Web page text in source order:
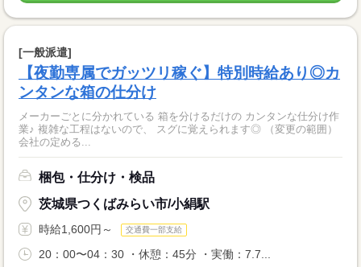
[一般派遣]
【夜勤専属でガッツリ稼ぐ】特別時給あり◎カ
ンタンな箱の仕分け
メーカーごとに分かれている 箱を分けるだけの カンタンな仕分け作
業♪ 複雑な工程はないので、 スグに覚えられます◎ （変更の範囲）
会社の定める...
梱包・仕分け・検品
茨城県つくばみらい市/小絹駅
時給1,600円～ 交通費一部支給
20：00〜04：30 ・休憩：45分 ・実働：7.7...